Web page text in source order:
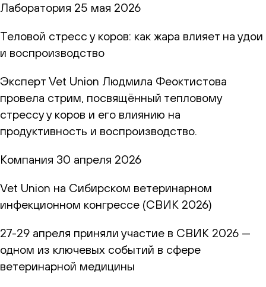
Лаборатория 25 мая 2026
Теловой стресс у коров: как жара влияет на удои
и воспроизводство
Эксперт Vet Union Людмила Феоктистова
провела стрим, посвящённый тепловому
стрессу у коров и его влиянию на
продуктивность и воспроизводство.
Компания 30 апреля 2026
Vet Union на Сибирском ветеринарном
инфекционном конгрессе (СВИК 2026)
27-29 апреля приняли участие в СВИК 2026 —
одном из ключевых событий в сфере
ветеринарной медицины